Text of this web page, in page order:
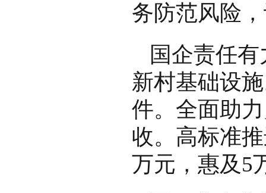
务防范风险
国企责任
新村基础设
件。全面助
收。高标准
万元，惠及5